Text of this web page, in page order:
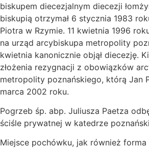
biskupem diecezjalnym diecezji
biskupią otrzymał 6 stycznia 1983
Piotra w Rzymie. 11 kwietnia 1996
na urząd arcybiskupa metropolity
kwietnia kanonicznie objął diecezję.
złożenia rezygnacji z obowiązków
metropolity poznańskiego, którą Jan
marca 2002 roku.
Pogrzeb śp. abp. Juliusza Paetza
ściśle prywatnej w katedrze
Miejsce pochówku, jak również